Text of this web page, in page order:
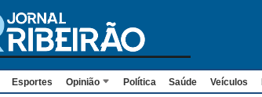
Esportes Opinião Política Saúde Veículos